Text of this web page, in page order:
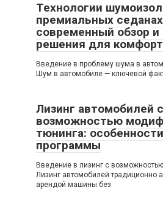
Технологии
премиальных
современный обзор
решения для
Введение в проблему шума в
Шум в автомобиле — ключевой
Лизинг автомобилей с
возможностью
тюнинга:
программы
Введение в лизинг с
Лизинг автомобилей традиционно
арендой машины без